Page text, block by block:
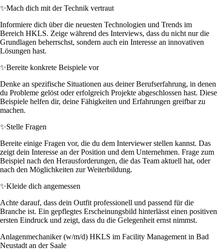
✨Mach dich mit der Technik vertraut
Informiere dich über die neuesten Technologien und Trends im
Bereich HKLS. Zeige während des Interviews, dass du nicht nur die
Grundlagen beherrschst, sondern auch ein Interesse an innovativen
Lösungen hast.
✨Bereite konkrete Beispiele vor
Denke an spezifische Situationen aus deiner Berufserfahrung, in denen
du Probleme gelöst oder erfolgreich Projekte abgeschlossen hast. Diese
Beispiele helfen dir, deine Fähigkeiten und Erfahrungen greifbar zu
machen.
✨Stelle Fragen
Bereite einige Fragen vor, die du dem Interviewer stellen kannst. Das
zeigt dein Interesse an der Position und dem Unternehmen. Frage zum
Beispiel nach den Herausforderungen, die das Team aktuell hat, oder
nach den Möglichkeiten zur Weiterbildung.
✨Kleide dich angemessen
Achte darauf, dass dein Outfit professionell und passend für die
Branche ist. Ein gepflegtes Erscheinungsbild hinterlässt einen positiven
ersten Eindruck und zeigt, dass du die Gelegenheit ernst nimmst.
Anlagenmechaniker (w/m/d) HKLS im Facility Management in Bad
Neustadt an der Saale